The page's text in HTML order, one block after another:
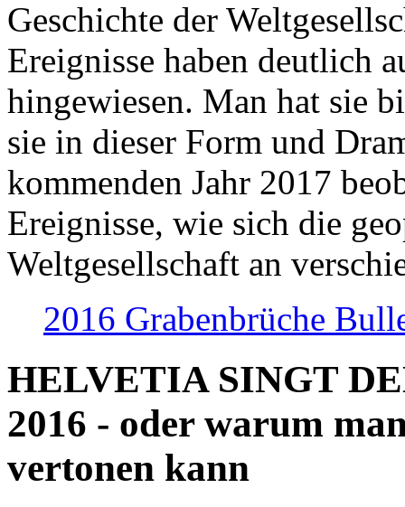
Geschichte der
Ereignisse haben deutlich
hingewiesen. Man hat sie
sie in dieser Form und
kommenden Jahr 2017
Ereignisse, wie sich die
Weltgesellschaft an
2016 Grabenbrüche
HELVETIA SINGT
2016 - oder warum
vertonen kann